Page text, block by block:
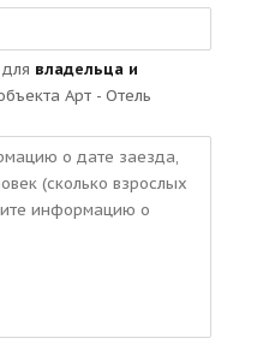
владельца и
Арт - Отель